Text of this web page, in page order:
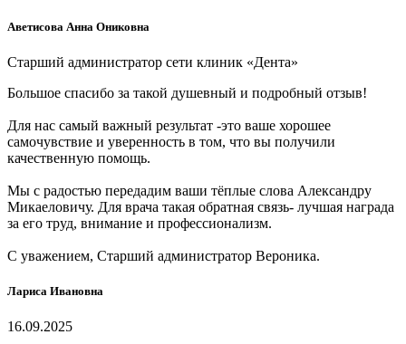
Аветисова Анна Ониковна
Старший администратор сети клиник «Дента»
Большое спасибо за такой душевный и подробный отзыв!
Для нас самый важный результат -это ваше хорошее
самочувствие и уверенность в том, что вы получили
качественную помощь.
Мы с радостью передадим ваши тёплые слова Александру
Микаеловичу. Для врача такая обратная связь- лучшая награда
за его труд, внимание и профессионализм.
С уважением, Старший администратор Вероника.
Лариса Ивановна
16.09.2025